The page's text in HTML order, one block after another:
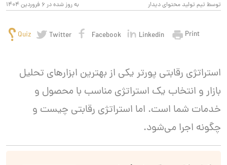
به روز شده در 6 فروردین 1404 توسط تیم تولید محتوای دیدار
Quiz Twitter Facebook Linkedin Print
استراتژی رقابتی پورتر یکی از بهترین ابزارهای تحلیل
بازار و انتخاب یک استراتژی مناسب با محصول و
خدمات شما است. اما استراتژی رقابتی چیست و
چگونه اجرا می‌شود.